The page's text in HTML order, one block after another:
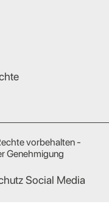
vorbehalten -
Genehmigung
Social Media